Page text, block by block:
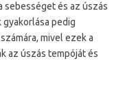
sebességet és az úszás
gyakorlása pedig
mivel ezek a
az úszás tempóját és